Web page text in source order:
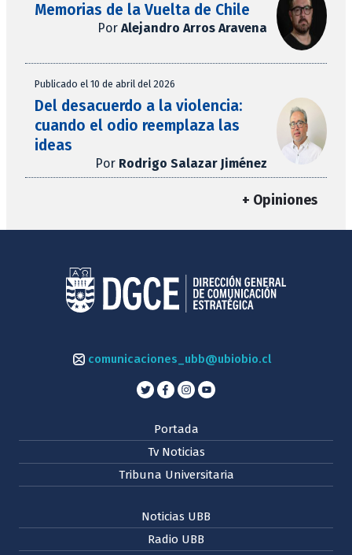
Memorias de la Vuelta de Chile
Por Alejandro Arros Aravena
Publicado el 10 de abril del 2026
Del desacuerdo a la violencia:
cuando el odio reemplaza las
ideas
Por Rodrigo Salazar Jiménez
+ Opiniones
comunicaciones_ubb@ubiobio.cl
Portada
Tv Noticias
Tribuna Universitaria
Noticias UBB
Radio UBB